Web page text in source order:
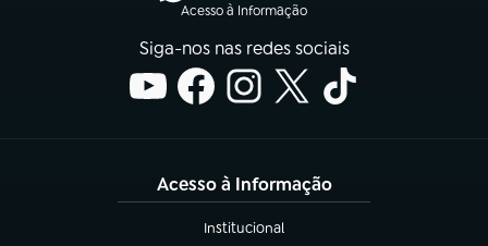
Acesso à Informação
Siga-nos nas redes sociais
Acesso à Informação
Institucional
(abre em nova aba)